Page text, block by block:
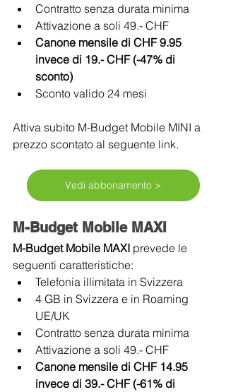
Contratto senza durata minima
Attivazione a soli 49.- CHF
Canone mensile di CHF 9.95
invece di 19.- CHF (-47% di
sconto)
Sconto valido 24 mesi
Attiva subito M-Budget Mobile MINI a
prezzo scontato al seguente link.
Vedi abbonamento >
M-Budget Mobile MAXI
M-Budget Mobile MAXI prevede le
seguenti caratteristiche:
Telefonia illimitata in Svizzera
4 GB in Svizzera e in Roaming
UE/UK
Contratto senza durata minima
Attivazione a soli 49.- CHF
Canone mensile di CHF 14.95
invece di 39.- CHF (-61% di